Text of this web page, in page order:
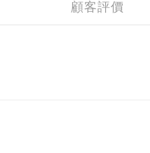
顧客評價